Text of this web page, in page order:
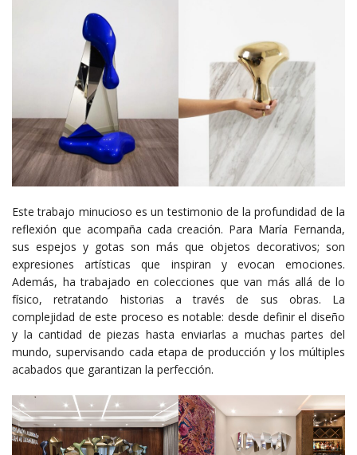
Este trabajo minucioso es un testimonio de la profundidad de la
reflexión que acompaña cada creación. Para María Fernanda,
sus espejos y gotas son más que objetos decorativos; son
expresiones artísticas que inspiran y evocan emociones.
Además, ha trabajado en colecciones que van más allá de lo
físico, retratando historias a través de sus obras. La
complejidad de este proceso es notable: desde definir el diseño
y la cantidad de piezas hasta enviarlas a muchas partes del
mundo, supervisando cada etapa de producción y los múltiples
acabados que garantizan la perfección.